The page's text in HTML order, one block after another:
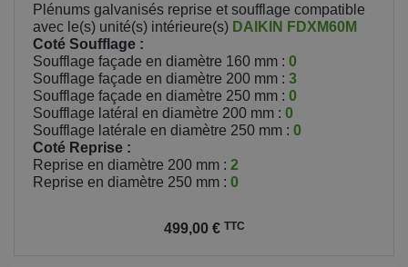
Plénums galvanisés reprise et soufflage compatible
avec le(s) unité(s) intérieure(s) DAIKIN FDXM60M
Coté Soufflage :
Soufflage façade en diamètre 160 mm : 0
Soufflage façade en diamètre 200 mm : 3
Soufflage façade en diamètre 250 mm : 0
Soufflage latéral en diamètre 200 mm : 0
Soufflage latérale en diamètre 250 mm : 0
Coté Reprise :
Reprise en diamètre 200 mm : 2
Reprise en diamètre 250 mm : 0
499,00 € TTC